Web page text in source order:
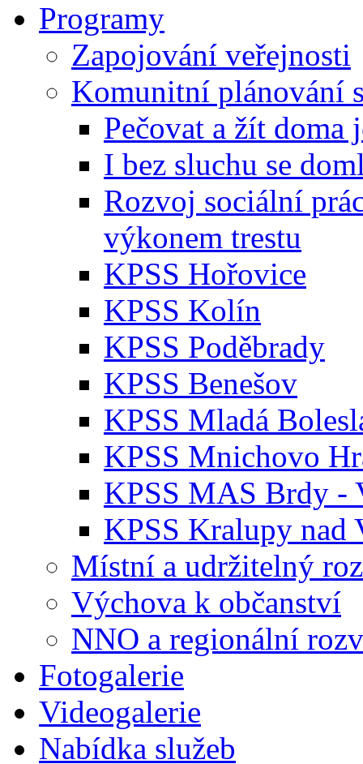
Programy
Zapojování veřejnosti
Komunitní plánování
Pečovat a žít doma
I bez sluchu se
Rozvoj sociální
výkonem trestu
KPSS Hořovice
KPSS Kolín
KPSS Poděbrady
KPSS Benešov
KPSS Mladá
KPSS Mnichovo
KPSS MAS Brdy -
KPSS Kralupy nad
Místní a udržitelný
Výchova k občanství
NNO a regionální
Fotogalerie
Videogalerie
Nabídka služeb